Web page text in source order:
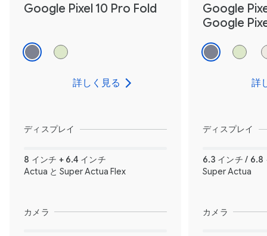
Google Pixel 10 Pro Fold
Google
Google
詳しく見る 詳
ディスプレイ ディスプレイ
8 インチ + 6.4 インチ
Actua と Super Actua Flex
6.3 インチ / 6.8
Super Actua
カメラ カメラ